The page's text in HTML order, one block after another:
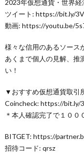
2023年仮想通貨・世界経
ツイート: https://bit.ly/
動画: https://youtu.be/
様々な信用のあるソース
あくまで個人の見解、推
い！
▼おすすめ仮想通貨取引
Coincheck: https://bit.ly/
＊本人確認完了で１００
BITGET: https://
招待コード: qrsz